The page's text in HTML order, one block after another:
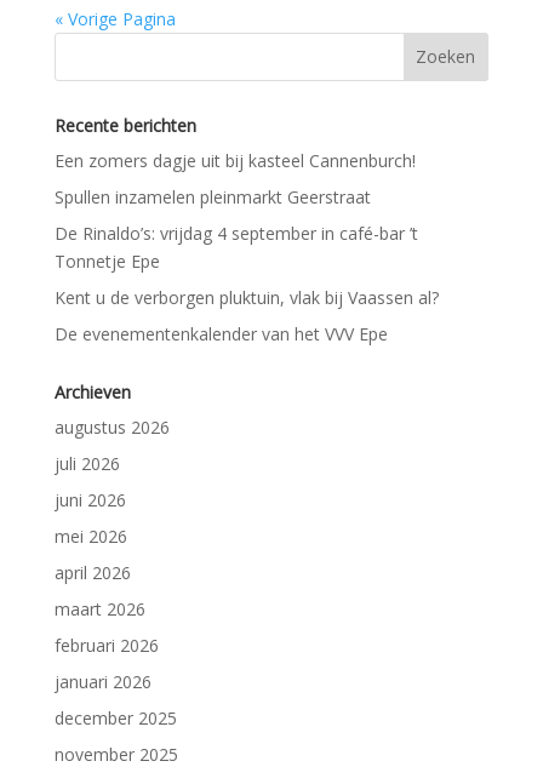
« Vorige Pagina
Recente berichten
Een zomers dagje uit bij kasteel Cannenburch!
Spullen inzamelen pleinmarkt Geerstraat
De Rinaldo’s: vrijdag 4 september in café-bar ’t
Tonnetje Epe
Kent u de verborgen pluktuin, vlak bij Vaassen al?
De evenementenkalender van het VVV Epe
Archieven
augustus 2026
juli 2026
juni 2026
mei 2026
april 2026
maart 2026
februari 2026
januari 2026
december 2025
november 2025